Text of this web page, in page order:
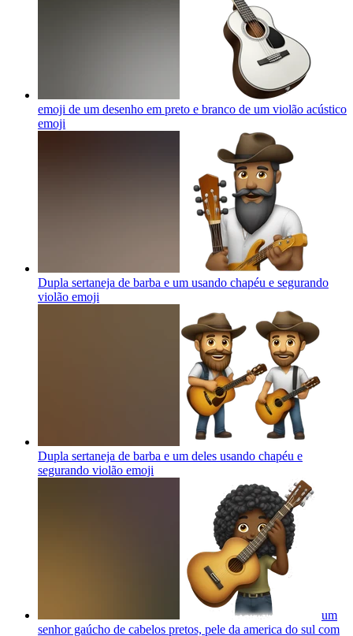
emoji de um desenho em preto e branco de um violão acústico
emoji
Dupla sertaneja de barba e um usando chapéu e segurando
violão emoji
Dupla sertaneja de barba e um deles usando chapéu e
segurando violão emoji
um
senhor gaúcho de cabelos pretos, pele da america do sul com